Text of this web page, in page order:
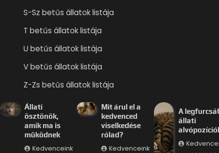
S-Sz betűs állatok listája
T betűs állatok listája
U betűs állatok listája
V betűs állatok listája
Z-Zs betűs állatok listája
Állati
ösztönök,
amik ma is
működnek
Kedvenceink
Mit árul el a
kedvenced
viselkedése
rólad?
Kedvenceink
A
állati